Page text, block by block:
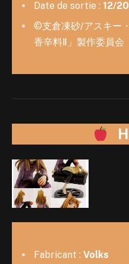
Date de sortie : 12/
©支倉凍砂/アスキー
香辛料Ⅱ」製作委員会
Fabricant : Volks